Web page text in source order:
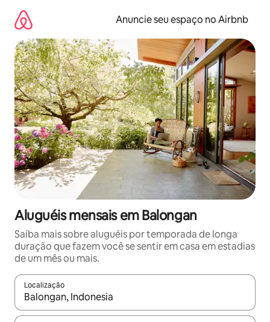
para
conteúdo
Anuncie seu espaço no Airbnb
Aluguéis mensais em Balongan
Saiba mais sobre aluguéis por temporada de longa
duração que fazem você se sentir em casa em estadias
de um mês ou mais.
Localização
Quando os resultados estiverem disponíveis, explore-os